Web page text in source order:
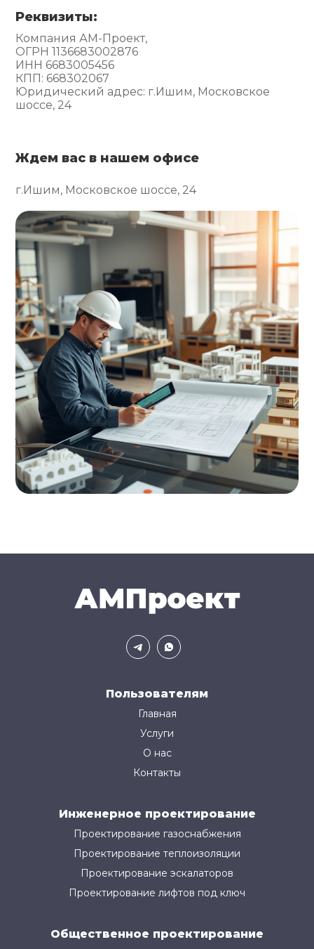
Реквизиты:
Компания АМ-Проект,
ОГРН 1136683002876
ИНН 6683005456
КПП: 668302067
Юридический адрес: г.Ишим, Московское
шоссе, 24
Ждем вас в нашем офисе
г.Ишим, Московское шоссе, 24
Пользователям
Главная
Услуги
О нас
Контакты
Инженерное проектирование
Проектирование газоснабжения
Проектирование теплоизоляции
Проектирование эскалаторов
Проектирование лифтов под ключ
Общественное проектирование